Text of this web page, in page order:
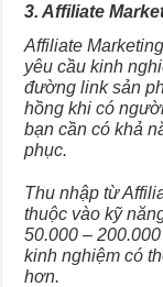
3. Affiliate
Affiliate
yêu cầu kinh
đường link sản
hồng khi có
bạn cần có khả
phục.
Thu nhập từ
thuộc vào kỹ
50.000 –
kinh nghiệm có
hơn.